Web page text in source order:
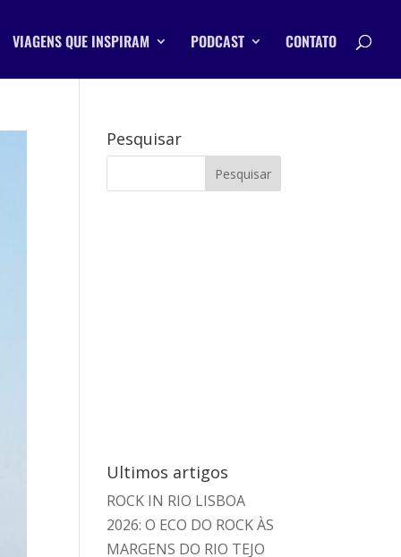
VIAGENS QUE INSPIRAM PODCAST CONTATO
Pesquisar
Ultimos artigos
ROCK IN RIO LISBOA
2026: O ECO DO ROCK ÀS
MARGENS DO RIO TEJO